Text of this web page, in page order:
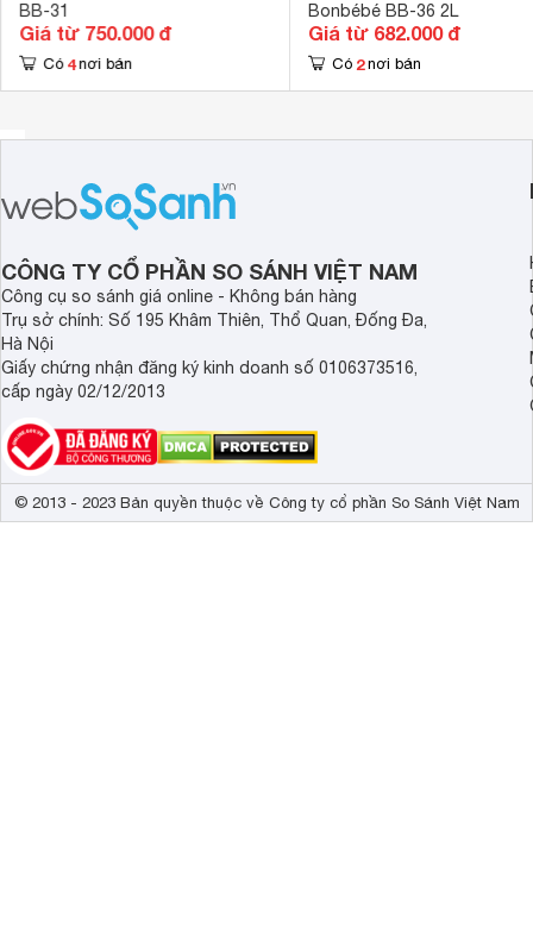
BB-31
Giá từ 750.000 đ
Có 4 nơi bán
Bonbébé BB-36 2L
Giá từ 682.000 đ
Có 2 nơi bán
CÔNG TY CỔ PHẦN SO SÁNH VIỆT NAM
Công cụ so sánh giá online - Không bán hàng
Trụ sở chính: Số 195 Khâm Thiên, Thổ Quan, Đống Đa,
Hà Nội
Giấy chứng nhận đăng ký kinh doanh số 0106373516,
cấp ngày 02/12/2013
© 2013 - 2023 Bản quyền thuộc về Công ty cổ phần So Sánh Việt Nam